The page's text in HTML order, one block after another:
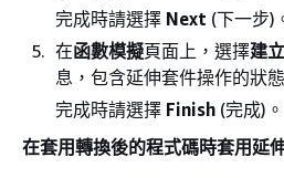
完成時請選擇 Next (下一步)
在函數模擬頁面上，選擇建
息，包含延伸套件操作的狀態
完成時請選擇 Finish (完成)。
在套用轉換後的程式碼時套用延